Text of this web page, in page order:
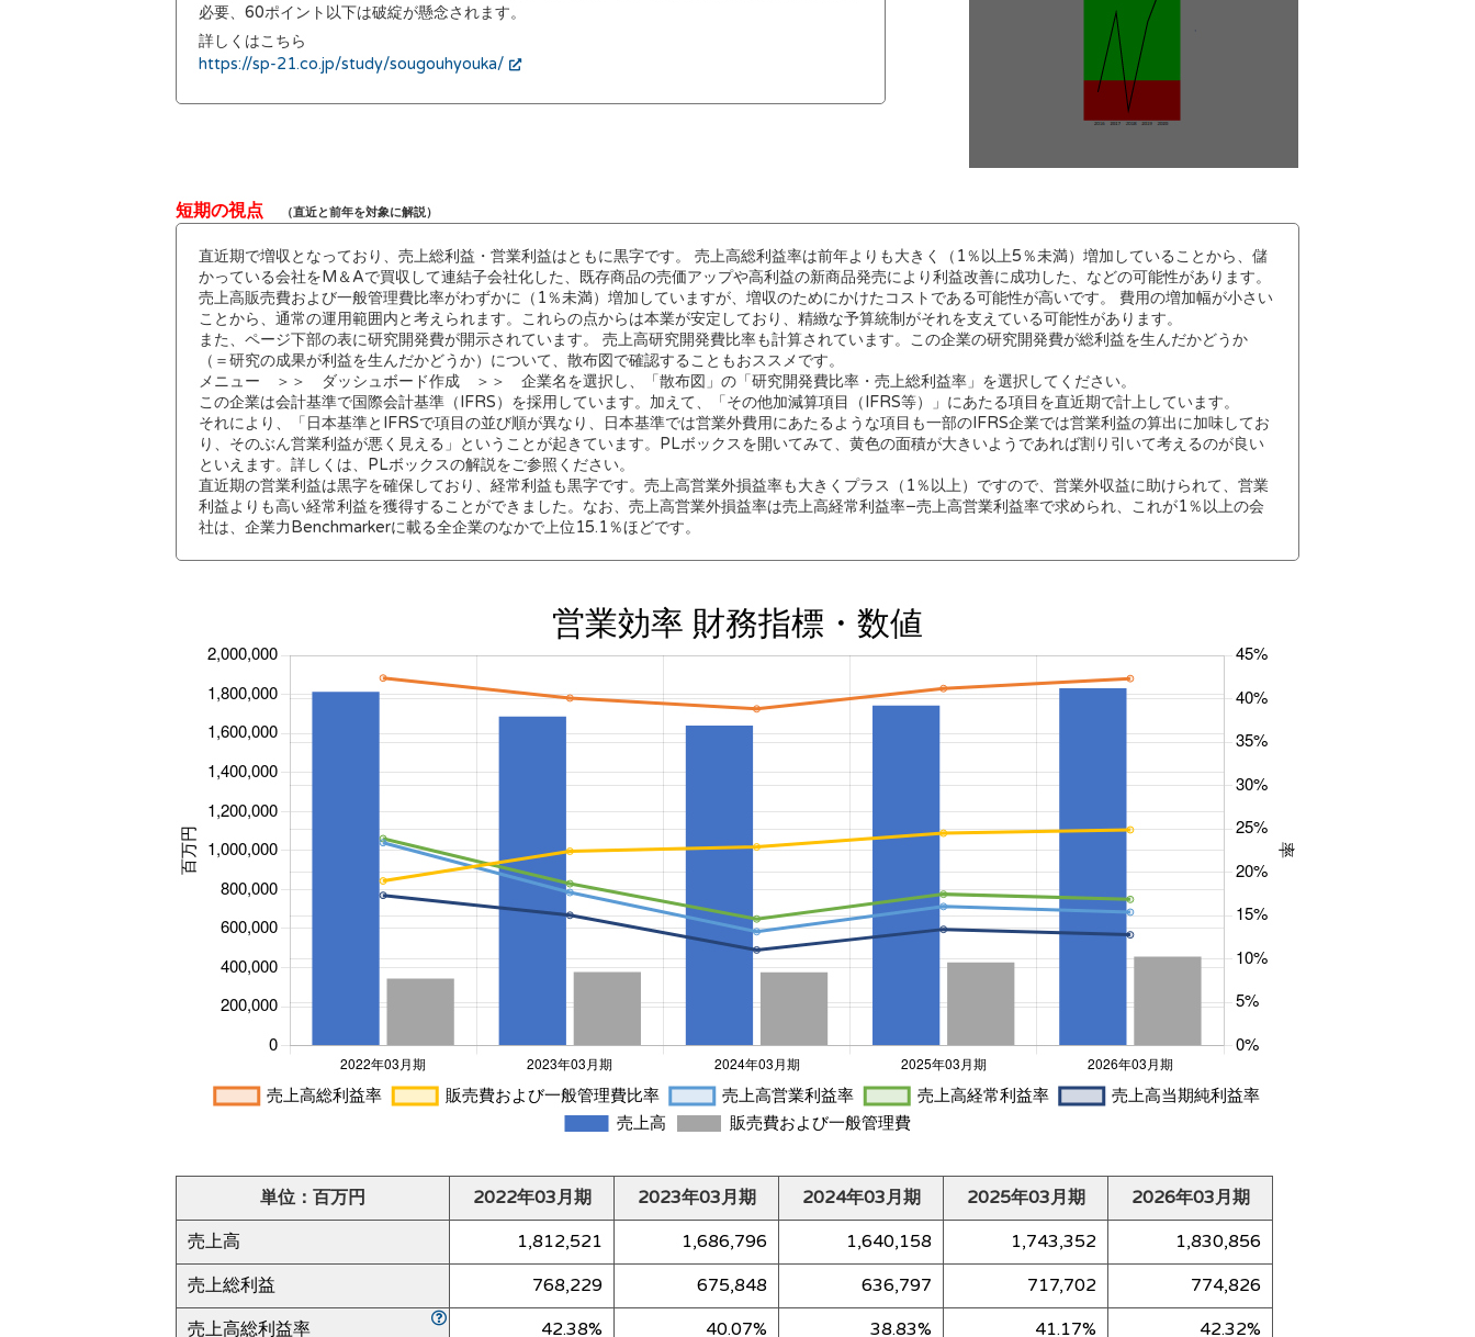
必要、60ポイント以下は破綻が懸念されます。
詳しくはこちら
https://sp-21.co.jp/study/sougouhyouka/
短期の視点 （直近と前年を対象に解説）
直近期で増収となっており、売上総利益・営業利益はともに黒字です。 売上高総利益率は前年よりも大きく（1％以上5％未満）増加していることから、儲
かっている会社をM＆Aで買収して連結子会社化した、既存商品の売価アップや高利益の新商品発売により利益改善に成功した、などの可能性があります。
売上高販売費および一般管理費比率がわずかに（1％未満）増加していますが、増収のためにかけたコストである可能性が高いです。 費用の増加幅が小さい
ことから、通常の運用範囲内と考えられます。これらの点からは本業が安定しており、精緻な予算統制がそれを支えている可能性があります。
また、ページ下部の表に研究開発費が開示されています。 売上高研究開発費比率も計算されています。この企業の研究開発費が総利益を生んだかどうか
（＝研究の成果が利益を生んだかどうか）について、散布図で確認することもおススメです。
メニュー ＞＞ ダッシュボード作成 ＞＞ 企業名を選択し、「散布図」の「研究開発費比率・売上総利益率」を選択してください。
この企業は会計基準で国際会計基準（IFRS）を採用しています。加えて、「その他加減算項目（IFRS等）」にあたる項目を直近期で計上しています。
それにより、「日本基準とIFRSで項目の並び順が異なり、日本基準では営業外費用にあたるような項目も一部のIFRS企業では営業利益の算出に加味してお
り、そのぶん営業利益が悪く見える」ということが起きています。PLボックスを開いてみて、黄色の面積が大きいようであれば割り引いて考えるのが良い
といえます。詳しくは、PLボックスの解説をご参照ください。
直近期の営業利益は黒字を確保しており、経常利益も黒字です。売上高営業外損益率も大きくプラス（1％以上）ですので、営業外収益に助けられて、営業
利益よりも高い経常利益を獲得することができました。なお、売上高営業外損益率は売上高経常利益率−売上高営業利益率で求められ、これが1％以上の会
社は、企業力Benchmarkerに載る全企業のなかで上位15.1％ほどです。
単位：百万円 2022年03月期 2023年03月期 2024年03月期 2025年03月期
2026年03月期
売上高
1,812,521 1,686,796 1,640,158 1,743,352
1,830,856
売上総利益
768,229 675,848 636,797 717,702
774,826
売上高総利益率
42.38% 40.07% 38.83% 41.17%
42.32%